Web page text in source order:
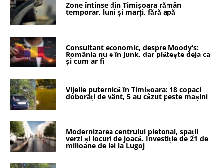
Zone întinse din Timișoara rămân
temporar, luni și marți, fără apă
Consultant economic, despre Moody’s:
România nu e în junk, dar plătește deja ca
și cum ar fi
Vijelie puternică în Timișoara: 18 copaci
doborâți de vânt, 5 au căzut peste mașini
Modernizarea centrului pietonal, spații
verzi și locuri de joacă. Investiție de 21 de
milioane de lei la Lugoj